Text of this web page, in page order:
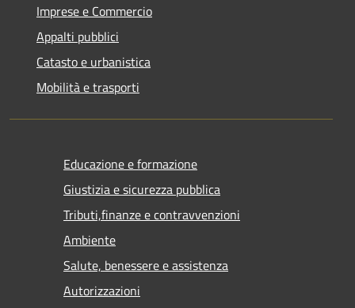
Imprese e Commercio
Appalti pubblici
Catasto e urbanistica
Mobilità e trasporti
Educazione e formazione
Giustizia e sicurezza pubblica
Tributi,finanze e contravvenzioni
Ambiente
Salute, benessere e assistenza
Autorizzazioni